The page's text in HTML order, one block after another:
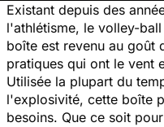
Existant depuis des
l'athlétisme, le volley-
boîte est revenu au goût
pratiques qui ont le vent
Utilisée la plupart du
l'explosivité, cette boîte
besoins. Que ce soit